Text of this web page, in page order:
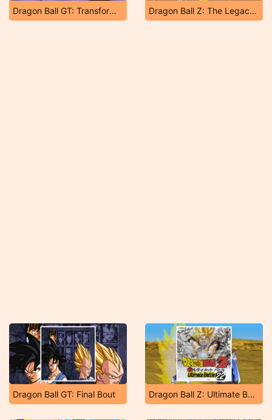
Dragon Ball GT: Transformation Dragon Ball Z: The Legacy of Goku 2
Dragon Ball GT: Final Bout Dragon Ball Z: Ultimate Battle 22